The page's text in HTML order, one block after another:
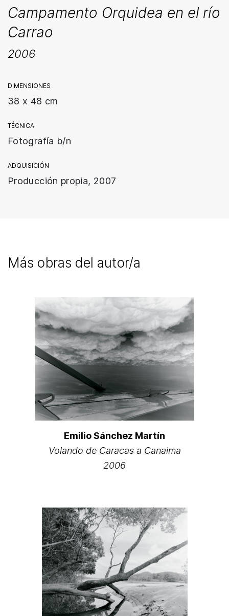
Campamento Orquidea en el río
Carrao
2006
DIMENSIONES
38 x 48 cm
TÉCNICA
Fotografía b/n
ADQUISICIÓN
Producción propia, 2007
Más obras del autor/a
Emilio Sánchez Martín
Volando de Caracas a Canaima
2006